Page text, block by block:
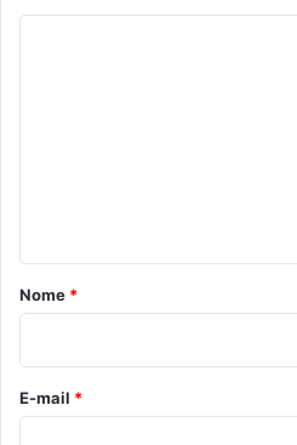
r
i
o
*
Nome *
E-mail *